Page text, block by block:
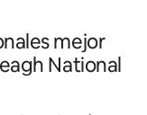
mejor
National